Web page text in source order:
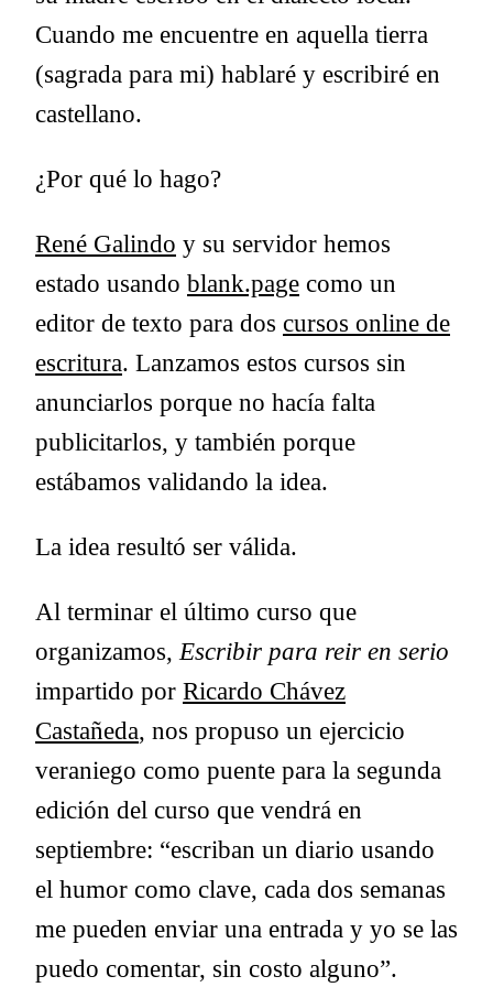
Cuando me encuentre en aquella tierra
(sagrada para mi) hablaré y escribiré en
castellano.
¿Por qué lo hago?
René Galindo y su servidor hemos
estado usando blank.page como un
editor de texto para dos cursos online de
escritura. Lanzamos estos cursos sin
anunciarlos porque no hacía falta
publicitarlos, y también porque
estábamos validando la idea.
La idea resultó ser válida.
Al terminar el último curso que
organizamos, Escribir para reir en serio
impartido por Ricardo Chávez
Castañeda, nos propuso un ejercicio
veraniego como puente para la segunda
edición del curso que vendrá en
septiembre: “escriban un diario usando
el humor como clave, cada dos semanas
me pueden enviar una entrada y yo se las
puedo comentar, sin costo alguno”.